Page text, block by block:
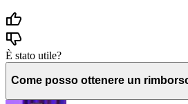
È stato utile?
Come posso ottenere un